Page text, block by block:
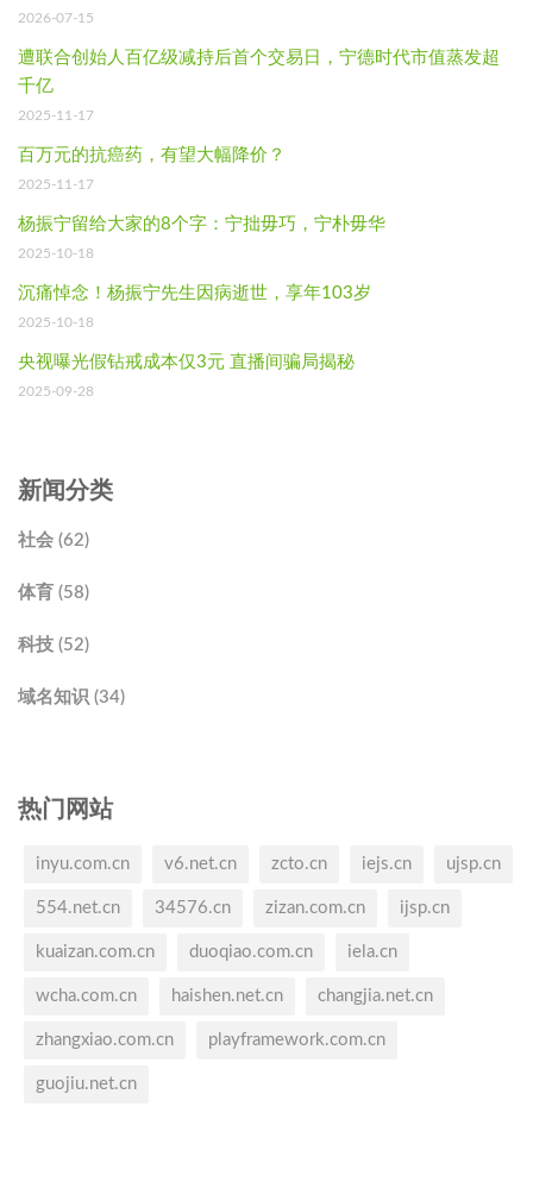
2026-07-15
遭联合创始人百亿级减持后首个交易日，宁德时代市值蒸发超
千亿
2025-11-17
百万元的抗癌药，有望大幅降价？
2025-11-17
杨振宁留给大家的8个字：宁拙毋巧，宁朴毋华
2025-10-18
沉痛悼念！杨振宁先生因病逝世，享年103岁
2025-10-18
央视曝光假钻戒成本仅3元 直播间骗局揭秘
2025-09-28
新闻分类
社会 (62)
体育 (58)
科技 (52)
域名知识 (34)
热门网站
inyu.com.cn v6.net.cn zcto.cn iejs.cn ujsp.cn
554.net.cn 34576.cn zizan.com.cn ijsp.cn
kuaizan.com.cn duoqiao.com.cn iela.cn
wcha.com.cn haishen.net.cn changjia.net.cn
zhangxiao.com.cn playframework.com.cn
guojiu.net.cn